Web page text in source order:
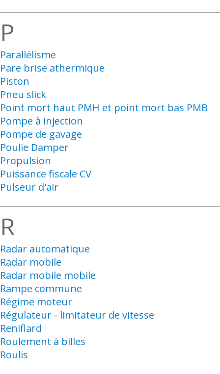
P
Parallélisme
Pare brise athermique
Piston
Pneu slick
Point mort haut PMH et point mort bas PMB
Pompe à injection
Pompe de gavage
Poulie Damper
Propulsion
Puissance fiscale CV
Pulseur d'air
R
Radar automatique
Radar mobile
Radar mobile mobile
Rampe commune
Régime moteur
Régulateur - limitateur de vitesse
Reniflard
Roulement à billes
Roulis